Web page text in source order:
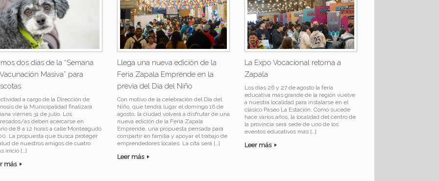
dos días de la “Semana
Masiva” para
a cargo de la Dirección de
de la Municipalidad finalizará
viernes 31 de julio. Los
as deben acercarse en
de 8 a 12 horas a calle Monteagudo
La propuesta que busca proteger
de nuestros amigos de cuatro
inició […]
más
Llega una nueva edición de la
Feria Zapala Emprende en la
previa del Día del Niño
Con motivo de la celebración del Día del
Niño, que tendrá lugar el domingo 16 de
agosto, la ciudad volverá a disfrutar de una
nueva edición de la Feria Zapala
Emprende, una propuesta pensada para
compartir en familia y apoyar el trabajo de
emprendedores locales. La cita será […]
Leer más
La Expo Vocacional retorna a
Zapala
Los días 26 y 27 de agosto la feria
educativa más grande de la región vuelve
a nuestra localidad para instalarse en el
clásico Paseo La Estación. Como sucede
hace varios años, la localidad del centro de
la provincia será sede de uno de los
eventos educativos más […]
Leer más